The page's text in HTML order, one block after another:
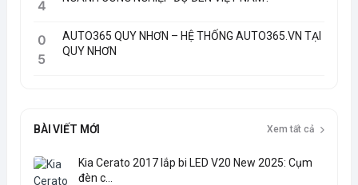
4
0
5
AUTO365 QUY NHƠN – HỆ THỐNG AUTO365.VN TẠI
QUY NHƠN
BÀI VIẾT MỚI Xem tất cả
Kia Cerato 2017 lắp bi LED V20 New 2025: Cụm
đèn c...